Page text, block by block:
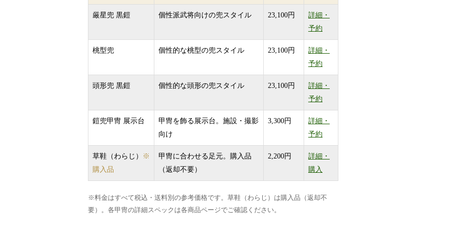
厳星兜 黒鎧 個性派武将向けの兜スタイル 23,100円
詳細・
予約
桃型兜 個性的な桃型の兜スタイル 23,100円
詳細・
予約
頭形兜 黒鎧 個性的な頭形の兜スタイル 23,100円
詳細・
予約
鎧兜甲冑 展示台
甲冑を飾る展示台。施設・撮影
向け
3,300円
詳細・
予約
草鞋（わらじ）
※
購入品
甲冑に合わせる足元。購入品
（返却不要）
2,200円
詳細・
購入
※料金はすべて税込・送料別の参考価格です。草鞋（わらじ）は購入品（返却不
要）。各甲冑の詳細スペックは各商品ページでご確認ください。